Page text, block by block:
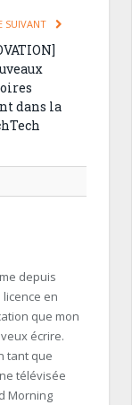
SUIVANT
dans la
depuis
en
que mon
écrire.
tant que
télévisée
Morning